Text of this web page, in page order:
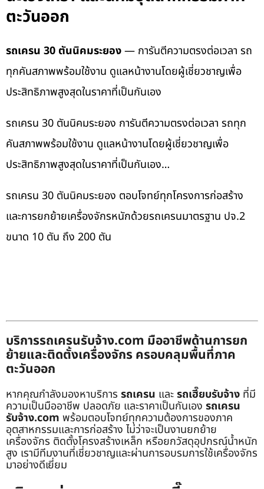
ตะวันออก
รถเครน 30 ตันนิคมระยอง— การันตีความตรงต่อเวลา รถ
ทุกคันสภาพพร้อมใช้งาน ดูแลหน้างานโดยผู้เชี่ยวชาญเพื่อ
ประสิทธิภาพสูงสุดในราคาที่เป็นกันเอง
รถเครน 30 ตันนิคมระยอง การันตีความตรงต่อเวลา รถทุก
คันสภาพพร้อมใช้งาน ดูแลหน้างานโดยผู้เชี่ยวชาญเพื่อ
ประสิทธิภาพสูงสุดในราคาที่เป็นกันเอง…
รถเครน 30 ตันนิคมระยอง ตอบโจทย์ทุกโครงการก่อสร้าง
และการยกย้ายเครื่องจักรหนักด้วยรถเครนมาตรฐาน ปจ.2
ขนาด 10 ตัน ถึง 200 ตัน
บริการรถเครนรับจ้าง.com มืออาชีพด้านการยก
ย้ายและติดตั้งเครื่องจักร ครอบคลุมพื้นที่ภาค
ตะวันออก
หากคุณกำลังมองหาบริการ รถเครน และรถเฮี๊ยบรับจ้าง ที่มี
ความเป็นมืออาชีพ ปลอดภัย และราคาเป็นกันเอง รถเครน
รับจ้าง.com พร้อมตอบโจทย์ทุกความต้องการของภาค
อุตสาหกรรมและการก่อสร้าง ไม่ว่าจะเป็นงานยกย้าย
เครื่องจักร ติดตั้งโครงสร้างเหล็ก หรือยกวัสดุอุปกรณ์น้ำหนัก
สูง เรามีทีมงานที่เชี่ยวชาญและผ่านการอบรมการใช้เครื่องจักร
มาอย่างดีเยี่ยม